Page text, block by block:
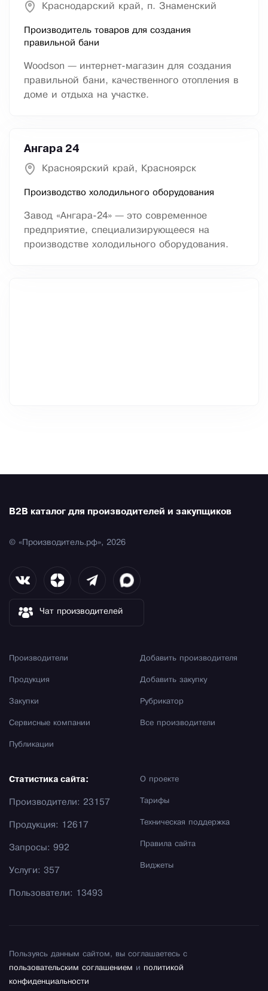
Краснодарский край, п. Знаменский
Производитель товаров для создания
правильной бани
Woodson — интернет-магазин для создания
правильной бани, качественного отопления в
доме и отдыха на участке.
Ангара 24
Красноярский край, Красноярск
Производство холодильного оборудования
Завод «Ангара-24» — это современное
предприятие, специализирующееся на
производстве холодильного оборудования.
B2B каталог для производителей и закупщиков
© «Производитель.рф», 2026
Чат производителей
Производители
Продукция
Закупки
Сервисные компании
Публикации
Добавить производителя
Добавить закупку
Рубрикатор
Все производители
О проекте
Тарифы
Техническая поддержка
Правила сайта
Виджеты
Статистика сайта:
Производители: 23157
Продукция: 12617
Запросы: 992
Услуги: 357
Пользователи: 13493
Пользуясь данным сайтом, вы соглашаетесь с
пользовательским соглашением и политикой
конфиденциальности